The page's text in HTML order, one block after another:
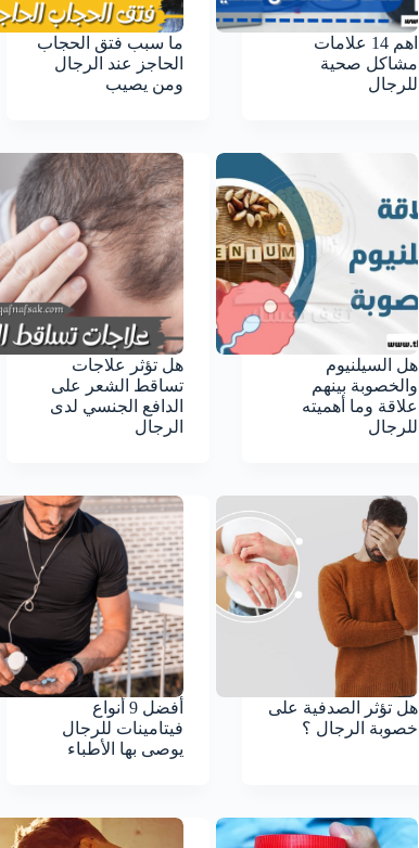
اهم 14 علامات
مشاكل صحية
للرجال
ما سبب فتق الحجاب
الحاجز عند الرجال
ومن يصيب
هل السيلنيوم
والخصوبة بينهم
علاقة وما أهميته
للرجال
هل تؤثر علاجات
تساقط الشعر على
الدافع الجنسي لدى
الرجال
هل تؤثر الصدفية على
خصوبة الرجال ؟
أفضل 9 أنواع
فيتامينات للرجال
يوصى بها الأطباء